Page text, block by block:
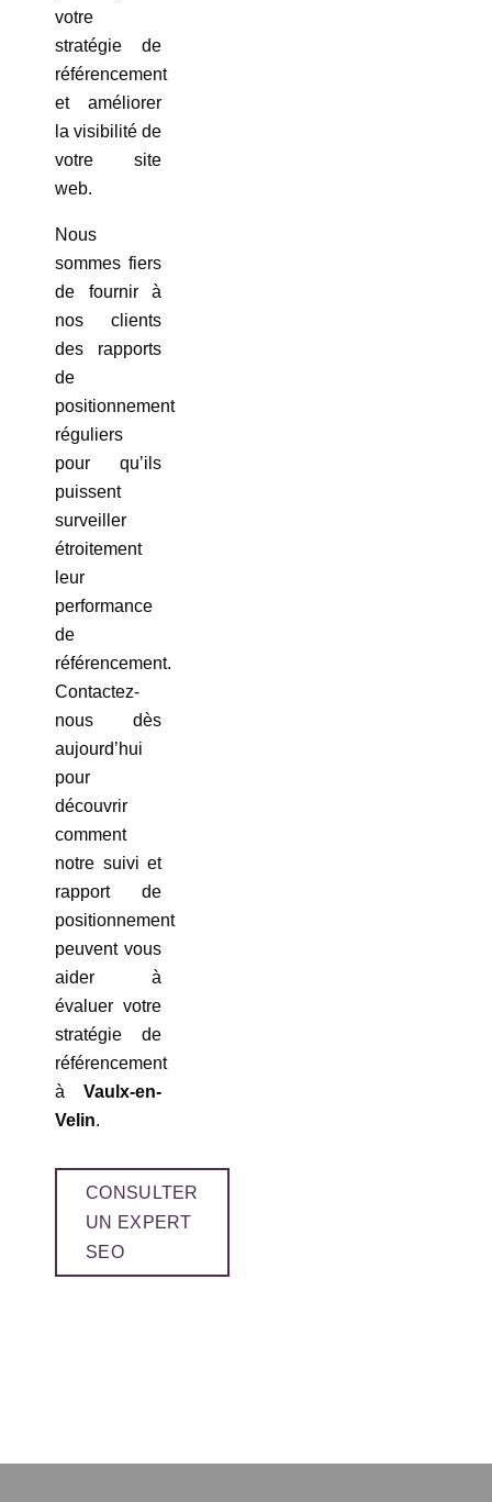
votre
stratégie de
référencement
et améliorer
la visibilité de
votre site
web.
Nous
sommes fiers
de fournir à
nos clients
des rapports
de
positionnement
réguliers
pour qu’ils
puissent
surveiller
étroitement
leur
performance
de
référencement.
Contactez-
nous dès
aujourd’hui
pour
découvrir
comment
notre suivi et
rapport de
positionnement
peuvent vous
aider à
évaluer votre
stratégie de
référencement
àVaulx-en-
Velin.
CONSULTER
UN EXPERT
SEO